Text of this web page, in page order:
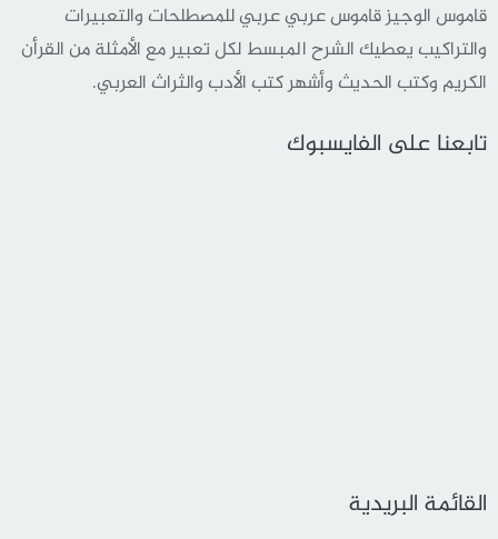
قاموس الوجيز قاموس عربي عربي للمصطلحات والتعبيرات
والتراكيب يعطيك الشرح المبسط لكل تعبير مع الأمثلة من القرأن
الكريم وكتب الحديث وأشهر كتب الأدب والثراث العربي.
تابعنا على الفايسبوك
القائمة البريدية